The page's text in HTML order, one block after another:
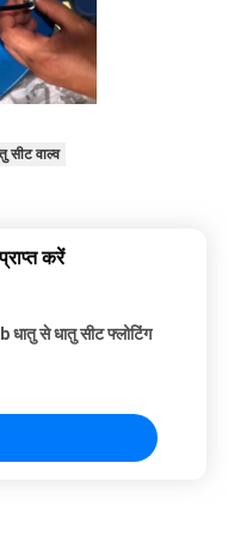
सीट वाल्व
करें
धातु से धातु सीट फ्लोटिंग